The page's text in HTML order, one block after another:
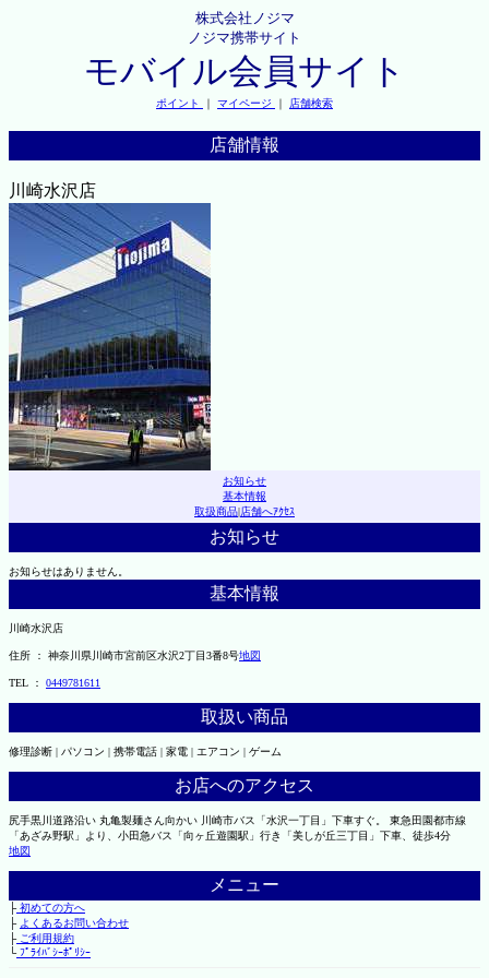
株式会社ノジマ
ノジマ携帯サイト
モバイル会員サイト
ポイント ｜ マイページ ｜ 店舗検索
店舗情報
川崎水沢店
お知らせ
基本情報
取扱商品|店舗へｱｸｾｽ
お知らせ
お知らせはありません。
基本情報
川崎水沢店
住所 ： 神奈川県川崎市宮前区水沢2丁目3番8号地図
TEL ： 0449781611
取扱い商品
修理診断 | パソコン | 携帯電話 | 家電 | エアコン | ゲーム
お店へのアクセス
尻手黒川道路沿い 丸亀製麺さん向かい 川崎市バス「水沢一丁目」下車すぐ。 東急田園都市線
「あざみ野駅」より、小田急バス「向ヶ丘遊園駅」行き「美しが丘三丁目」下車、徒歩4分
地図
メニュー
├初めての方へ
├ よくあるお問い合わせ
├ご利用規約
└ﾌﾟﾗｲﾊﾞｼｰﾎﾟﾘｼｰ